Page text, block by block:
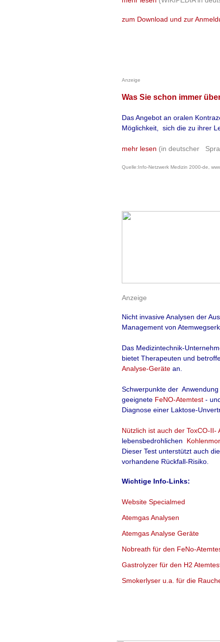
zum Download und zur
Anzeige
Was Sie schon immer
Das Angebot an oralen
Möglichkeit, sich die zu ihrer
mehr lesen (in deutscher
Quelle:Info-Netzwerk Medizin 2000-de,
Anzeige
Nicht invasive Analysen der
Management von
Das Medizintechnik-
bietet Therapeuten und
Analyse-Geräte an.
Schwerpunkte der
geeignete FeNO-Atemtest -
Diagnose einer Laktose-
Nützlich ist auch der ToxCO-II-
lebensbedrohlichen
Dieser Test unterstützt auch
vorhandene Rückfall-Risiko.
Wichtige Info-Links:
Website Specialmed
Atemgas Analysen
Atemgas Analyse Geräte
Nobreath für den FeNo-
Gastrolyzer für den H2
Smokerlyser u.a. für die